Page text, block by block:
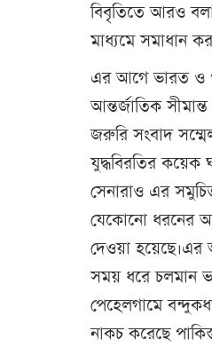
বিবৃতিতে আরও
মাধ্যমে সমাধান
এর আগে ভারত ও
আন্তর্জাতিক
জরুরি সংবাদ
যুদ্ধবিরতির কয়েক
সেনারাও এর
যেকোনো ধরনের
দেওয়া হয়েছে।এর
সময় ধরে চলমান
পেহেলগামে
নাকচ করেছে